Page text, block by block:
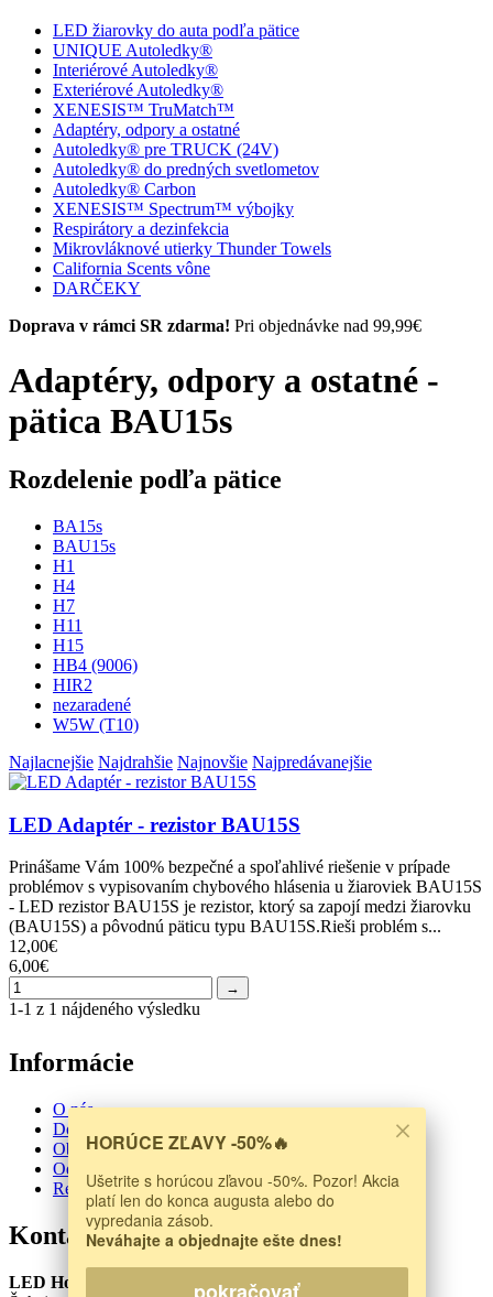
LED žiarovky do auta podľa pätice
UNIQUE Autoledky®
Interiérové Autoledky®
Exteriérové Autoledky®
XENESIS™ TruMatch™
Adaptéry, odpory a ostatné
Autoledky® pre TRUCK (24V)
Autoledky® do predných svetlometov
Autoledky® Carbon
XENESIS™ Spectrum™ výbojky
Respirátory a dezinfekcia
Mikrovláknové utierky Thunder Towels
California Scents vône
DARČEKY
Doprava v rámci SR zdarma! Pri objednávke nad 99,99€
Adaptéry, odpory a ostatné -
pätica BAU15s
Rozdelenie podľa pätice
BA15s
BAU15s
H1
H4
H7
H11
H15
HB4 (9006)
HIR2
nezaradené
W5W (T10)
Najlacnejšie Najdrahšie Najnovšie Najpredávanejšie
LED Adaptér - rezistor BAU15S
Prinášame Vám 100% bezpečné a spoľahlivé riešenie v prípade
problémov s vypisovaním chybového hlásenia u žiaroviek BAU15S
- LED rezistor BAU15S je rezistor, ktorý sa zapojí medzi žiarovku
(BAU15S) a pôvodnú päticu typu BAU15S.Rieši problém s...
12,00€
6,00€
→
1-1 z 1 nájdeného výsledku
Informácie
O nás
Doprava a platba
Obchodné podmienky
Odstúpenie od zmluvy
Reklamačný protokol
Kontakt
LED House s.r.o.
HORÚCE ZĽAVY -50%🔥
Ušetrite s horúcou zľavou -50%. Pozor! Akcia
platí len do konca augusta alebo do
vypredania zásob.
Neváhajte a objednajte ešte dnes!